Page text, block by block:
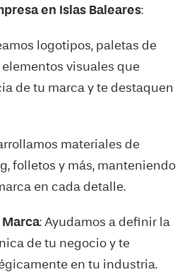
en Islas Baleares:
logotipos, paletas de
visuales que
de tu marca y te destaquen
materiales de
folletos y más, manteniendo
en cada detalle.
: Ayudamos a definir la
de tu negocio y te
en tu industria.